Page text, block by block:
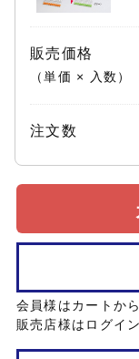
販売価格
（単価 × 入数）
注文数
会員様はカートか
販売店様はログイ